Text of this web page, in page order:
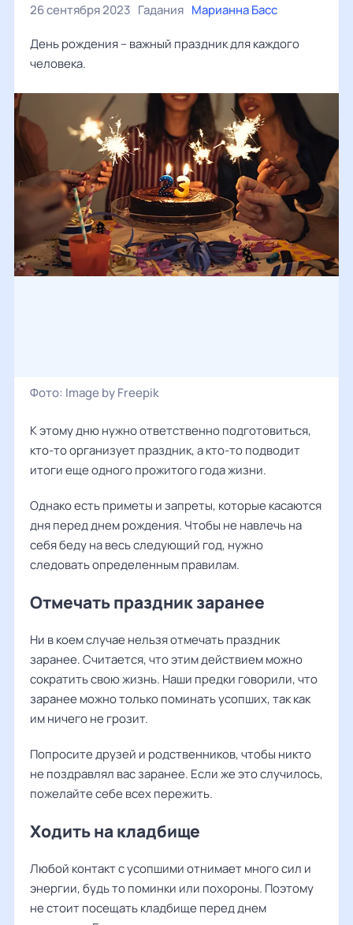
26 сентября 2023 Гадания Марианна Басс
День рождения – важный праздник для каждого
человека.
Фото: Image by Freepik
К этому дню нужно ответственно подготовиться,
кто-то организует праздник, а кто-то подводит
итоги еще одного прожитого года жизни.
Однако есть приметы и запреты, которые касаются
дня перед днем рождения. Чтобы не навлечь на
себя беду на весь следующий год, нужно
следовать определенным правилам.
Отмечать праздник заранее
Ни в коем случае нельзя отмечать праздник
заранее. Считается, что этим действием можно
сократить свою жизнь. Наши предки говорили, что
заранее можно только поминать усопших, так как
им ничего не грозит.
Попросите друзей и родственников, чтобы никто
не поздравлял вас заранее. Если же это случилось,
пожелайте себе всех пережить.
Ходить на кладбище
Любой контакт с усопшими отнимает много сил и
энергии, будь то поминки или похороны. Поэтому
не стоит посещать кладбище перед днем